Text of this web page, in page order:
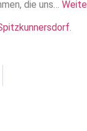
die uns…
.